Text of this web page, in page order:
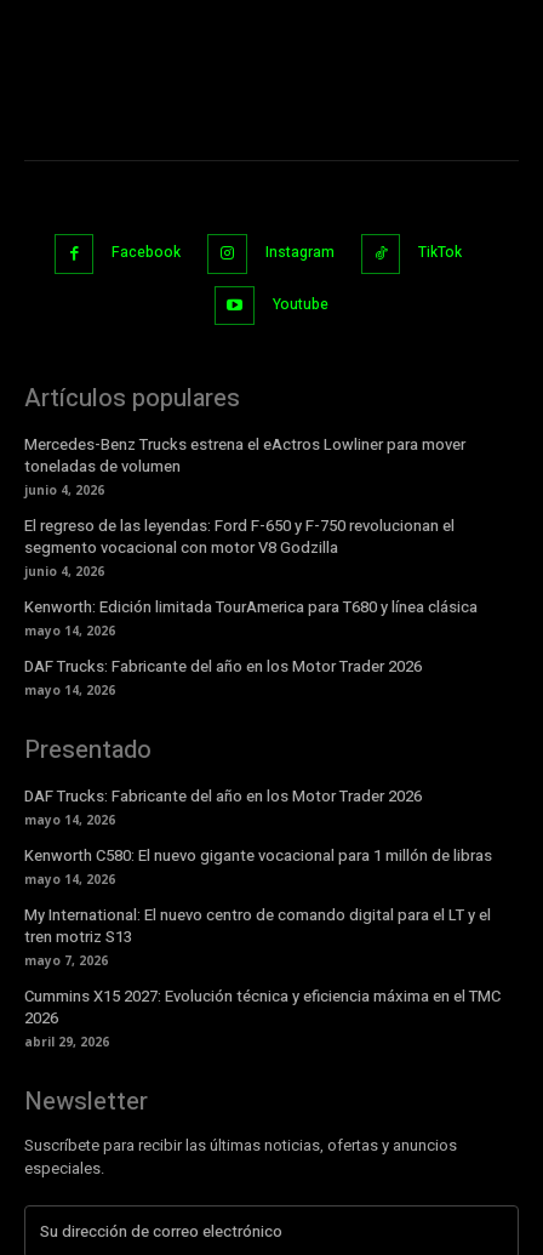
Facebook Instagram TikTok
Youtube
Artículos populares
Mercedes-Benz Trucks estrena el eActros Lowliner para mover
toneladas de volumen
junio 4, 2026
El regreso de las leyendas: Ford F-650 y F-750 revolucionan el
segmento vocacional con motor V8 Godzilla
junio 4, 2026
Kenworth: Edición limitada TourAmerica para T680 y línea clásica
mayo 14, 2026
DAF Trucks: Fabricante del año en los Motor Trader 2026
mayo 14, 2026
Presentado
DAF Trucks: Fabricante del año en los Motor Trader 2026
mayo 14, 2026
Kenworth C580: El nuevo gigante vocacional para 1 millón de libras
mayo 14, 2026
My International: El nuevo centro de comando digital para el LT y el
tren motriz S13
mayo 7, 2026
Cummins X15 2027: Evolución técnica y eficiencia máxima en el TMC
2026
abril 29, 2026
Newsletter
Suscríbete para recibir las últimas noticias, ofertas y anuncios
especiales.